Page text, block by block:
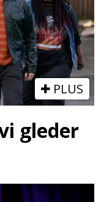
PLUS
gleder